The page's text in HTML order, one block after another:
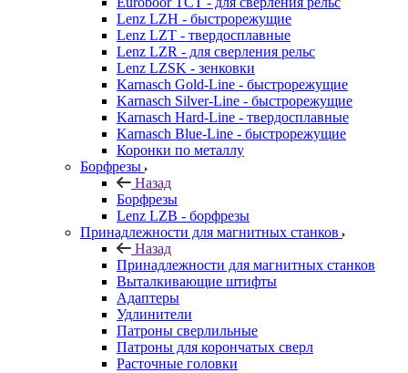
Lenz LZH - быстрорежущие
Lenz LZT - твердосплавные
Lenz LZR - для сверления рельс
Lenz LZSK - зенковки
Karnasch Gold-Line - быстрорежущие
Karnasch Silver-Line - быстрорежущие
Karnasch Hard-Line - твердосплавные
Karnasch Blue-Line - быстрорежущие
Коронки по металлу
Борфрезы
Назад
Борфрезы
Lenz LZB - борфрезы
Принадлежности для магнитных станков
Назад
Принадлежности для магнитных станков
Выталкивающие штифты
Адаптеры
Удлинители
Патроны сверлильные
Патроны для корончатых сверл
Расточные головки